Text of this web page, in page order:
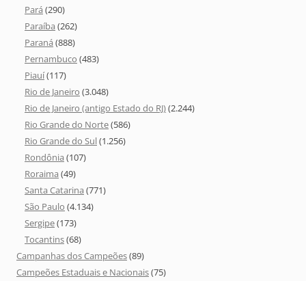
Pará (290)
Paraíba (262)
Paraná (888)
Pernambuco (483)
Piauí(117)
Rio de Janeiro (3.048)
Rio de Janeiro (antigo Estado do RJ)(2.244)
Rio Grande do Norte(586)
Rio Grande do Sul(1.256)
Rondônia (107)
Roraima (49)
Santa Catarina (771)
São Paulo (4.134)
Sergipe(173)
Tocantins(68)
Campanhas dos Campeões(89)
Campeões Estaduais e Nacionais(75)